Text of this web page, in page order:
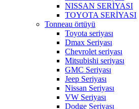
NISSAN SERİYASI
TOYOTA SERİYASI
Tonneau örtüyü
Toyota seriyası
Dmax Seriyası
Chevrolet seriyası
Mitsubishi seriyası
GMC Seriyası
Jeep Seriyası
Nissan Seriyası
VW Seriyası
Dodge Seriyası